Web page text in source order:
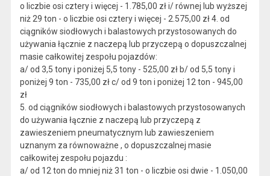
o liczbie osi cztery i więcej - 1.785,00 zł i/ równej lub wyższej
niż 29 ton - o liczbie osi cztery i więcej - 2.575,00 zł 4. od
ciągników siodłowych i balastowych przystosowanych do
używania łącznie z naczepą lub przyczepą o dopuszczalnej
masie całkowitej zespołu pojazdów:
a/ od 3,5 tony i poniżej 5,5 tony - 525,00 zł b/ od 5,5 tony i
poniżej 9 ton - 735,00 zł c/ od 9 ton i poniżej 12 ton - 945,00
zł
5. od ciągników siodłowych i balastowych przystosowanych
do używania łącznie z naczepą lub przyczepą z
zawieszeniem pneumatycznym lub zawieszeniem
uznanym za równoważne , o dopuszczalnej masie
całkowitej zespołu pojazdu :
a/ od 12 ton do mniej niż 31 ton - o liczbie osi dwie - 1.050,00